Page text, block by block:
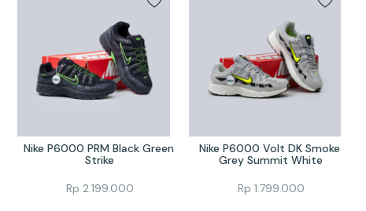
Nike P6000 PRM Black Green
Strike
Rp 2.199.000
Nike P6000 Volt DK Smoke
Grey Summit White
Rp 1.799.000